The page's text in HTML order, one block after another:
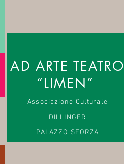
AD ARTE TEATRO
“LIMEN”
Associazione Culturale
DILLINGER
PALAZZO SFORZA